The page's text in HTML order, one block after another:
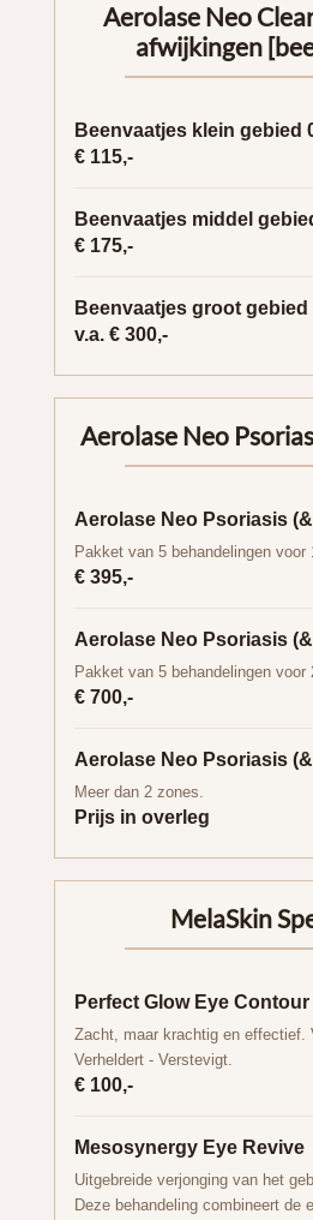
Aerolase Neo
afwijkingen
Beenvaatjes klein gebied
€ 115,-
Beenvaatjes middel
€ 175,-
Beenvaatjes groot gebied
v.a. € 300,-
Aerolase Neo
Aerolase Neo Psoriasis
Pakket van 5 behandelingen voor
€ 395,-
Aerolase Neo Psoriasis
Pakket van 5 behandelingen voor
€ 700,-
Aerolase Neo Psoriasis
Meer dan 2 zones.
Prijs in overleg
MelaSkin
Perfect Glow Eye Contour
Zacht, maar krachtig en effectief.
Verheldert - Verstevigt.
€ 100,-
Mesosynergy Eye Revive
Uitgebreide verjonging van het
Deze behandeling combineert de